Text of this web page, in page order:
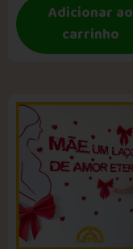
Adicionar ao
carrinho